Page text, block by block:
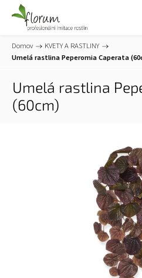
Domov / KVETY A RASTLINY /
Umelá rastlina Peperomia Caperata
Umelá rastlina
(60cm)